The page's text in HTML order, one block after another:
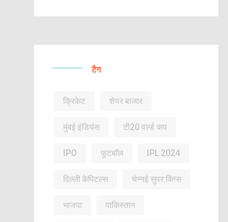
टैग
क्रिकेट शेयर बाजार
मुंबई इंडियंस टी20 वर्ल्ड कप
IPO फुटबॉल IPL 2024
दिल्ली कैपिटल्स चेन्नई सुपर किंग्स
भाजपा पाकिस्तान